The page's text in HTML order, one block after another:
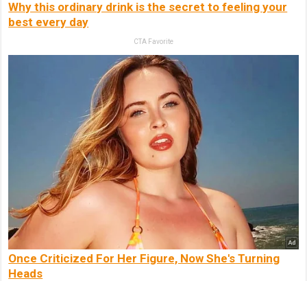
Why this ordinary drink is the secret to feeling your
best every day
CTA Favorite
Once Criticized For Her Figure, Now She's Turning
Heads